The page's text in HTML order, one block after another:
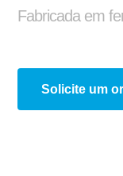
Aparelho de
Fabricada em
Solicite um